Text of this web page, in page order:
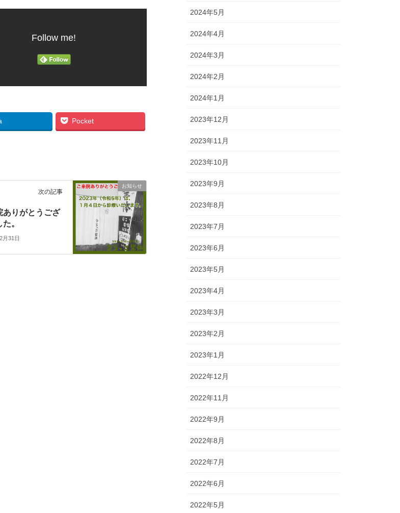
Follow me!
Pocket
お知らせ
次の記事
ありがとうござ
。
月31日
2024年5月
2024年4月
2024年3月
2024年2月
2024年1月
2023年12月
2023年11月
2023年10月
2023年9月
2023年8月
2023年7月
2023年6月
2023年5月
2023年4月
2023年3月
2023年2月
2023年1月
2022年12月
2022年11月
2022年9月
2022年8月
2022年7月
2022年6月
2022年5月